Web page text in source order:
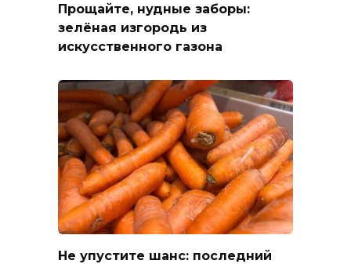
Прощайте, нудные заборы:
зелёная изгородь из
искусственного газона
Не упустите шанс: последний